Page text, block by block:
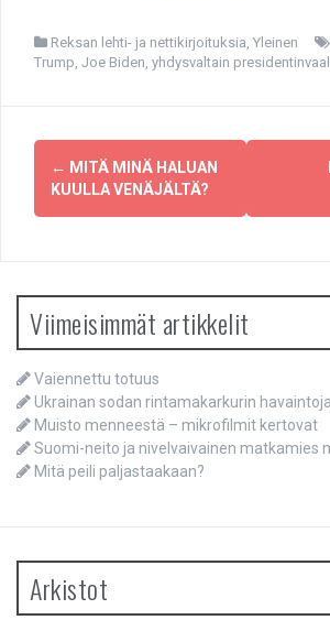
Reksan lehti- ja nettikirjoituksia Yleinen
Trump Joe Biden yhdysvaltain
Post
navigation
← MITÄ MINÄ HALUAN
KUULLA VENÄJÄLTÄ?
Viimeisimmät artikkelit
Vaiennettu totuus
Ukrainan sodan rintamakarkurin havaintoja
Muisto menneestä – mikrofilmit kertovat
Suomi-neito ja nivelvaivainen matkamies
Mitä peili paljastaakaan?
Arkistot